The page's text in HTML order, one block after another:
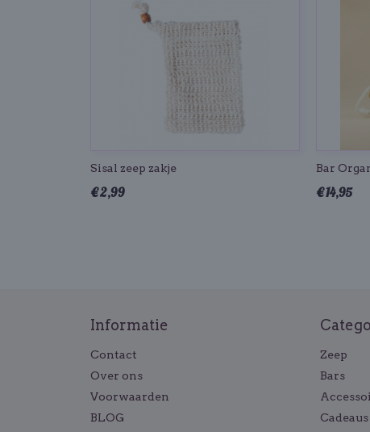
Sisal zeep zakje
€ 2,99
Bar
€ 14,95
Informatie
Contact
Over ons
Voorwaarden
BLOG
Zeep
Bars